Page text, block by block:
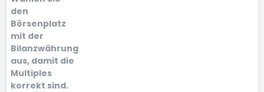
den
Börsenplatz
mit der
Bilanzwährung
aus, damit die
Multiples
korrekt sind.